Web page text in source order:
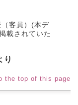
客員）(本デ
載されていた
り
the top of this page